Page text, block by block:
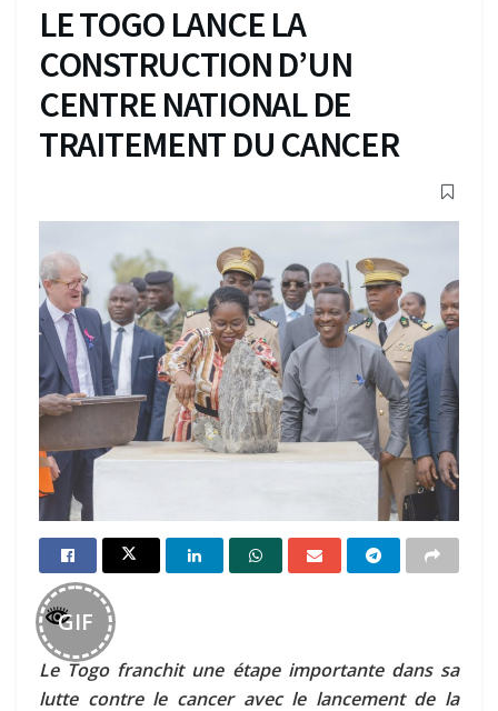
LE TOGO LANCE LA
CONSTRUCTION D’UN
CENTRE NATIONAL DE
TRAITEMENT DU CANCER
GIF
Le Togo franchit une étape importante dans sa
lutte contre le cancer avec le lancement de la